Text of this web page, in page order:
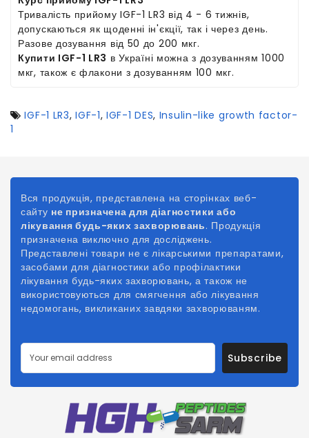
Тривалість прийому IGF-1 LR3 від 4 - 6 тижнів,
допускаються як щоденні ін'єкції, так і через день.
Разове дозування від 50 до 200 мкг.
Купити IGF-1 LR3 в Україні можна з дозуванням 1000
мкг, також є флакони з дозуванням 100 мкг.
IGF-1 LR3,IGF-1,IGF-1 DES, Insulin-like growth factor-
1
Вся продукція, представлена на сторінках веб-
сайту не призначена для діагностики або
лікування будь-яких захворювань. Продукція
призначена виключно для досліджень.
Представлені товари не є лікарськими препаратами,
засобами для діагностики або профілактики
лікування будь-яких захворювань, а також не
використовуються для смягчення або лікування
недомогань, викликанихзавдяки захворюваням.
Subscribe